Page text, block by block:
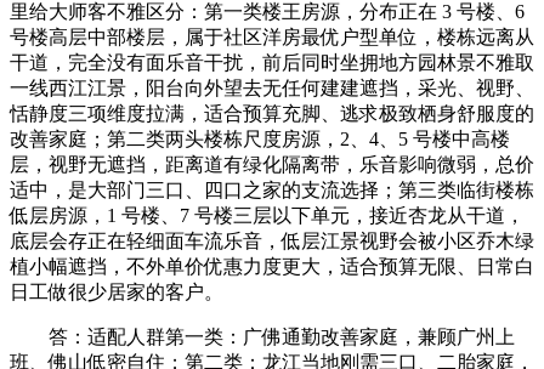
里给大师客不雅区分：第一类楼王房源，分布正在 3 号楼、6
号楼高层中部楼层，属于社区洋房最优户型单位，楼栋远离从
干道，完全没有面乐音干扰，前后同时坐拥地方园林景不雅取
一线西江江景，阳台向外望去无任何建建遮挡，采光、视野、
恬静度三项维度拉满，适合预算充脚、逃求极致栖身舒服度的
改善家庭；第二类两头楼栋尺度房源，2、4、5 号楼中高楼
层，视野无遮挡，距离道有绿化隔离带，乐音影响微弱，总价
适中，是大部门三口、四口之家的支流选择；第三类临街楼栋
低层房源，1 号楼、7 号楼三层以下单元，接近杏龙从干道，
底层会存正在轻细面车流乐音，低层江景视野会被小区乔木绿
植小幅遮挡，不外单价优惠力度更大，适合预算无限、日常白
日工做很少居家的客户。
答：适配人群第一类：广佛通勤改善家庭，兼顾广州上
班、佛山低密自住；第二类：龙江当地刚需三口、二胎家庭，